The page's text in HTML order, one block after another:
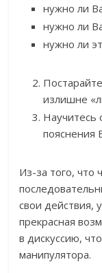
нужно ли
нужно ли
нужно ли
излишне
Научитесь
пояснения
Из-за того, что
свои действия,
прекрасная
в дискуссию,
манипулятора.